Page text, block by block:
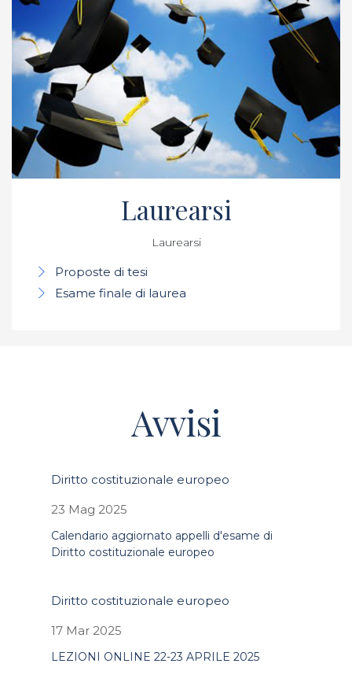
Laurearsi
Laurearsi
Proposte di tesi
Esame finale di laurea
Avvisi
Diritto costituzionale europeo
23 Mag 2025
Calendario aggiornato appelli d'esame di
Diritto costituzionale europeo
Diritto costituzionale europeo
17 Mar 2025
LEZIONI ONLINE 22-23 APRILE 2025